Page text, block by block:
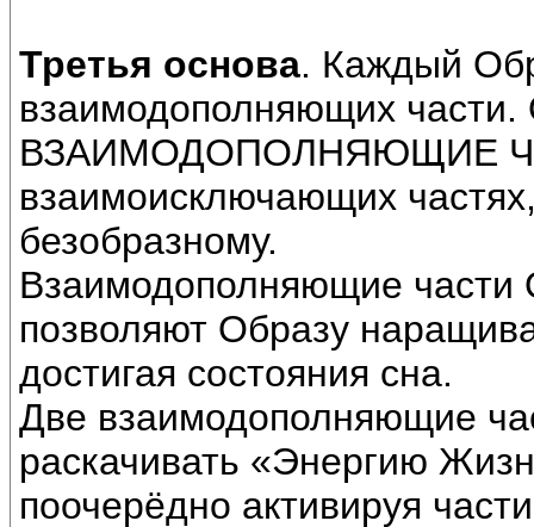
Третья основа. Каждый
взаимодополняющих
ВЗАИМОДОПОЛНЯЮЩИЕ
взаимоисключающих
безобразному.
Взаимодополняющие части
позволяют Образу
достигая состояния сна.
Две взаимодополняющие
раскачивать «Энергию
поочерёдно активируя